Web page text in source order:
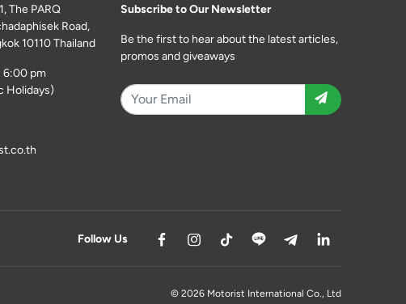
The PARQ
Road,
10110 Thailand
6:00 pm
Holidays)
Subscribe to Our Newsletter
Be the first to hear about the latest articles,
promos and giveaways
Follow Us
© 2026 Motorist International Co., Ltd